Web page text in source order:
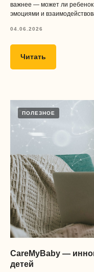
важнее — может ли ребенок
эмоциями и
04.06.2026
Читать
ПОЛЕЗНОЕ
CareMyBaby —
детей